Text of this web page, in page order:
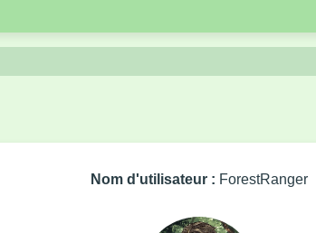
Nom d'utilisateur : ForestRanger